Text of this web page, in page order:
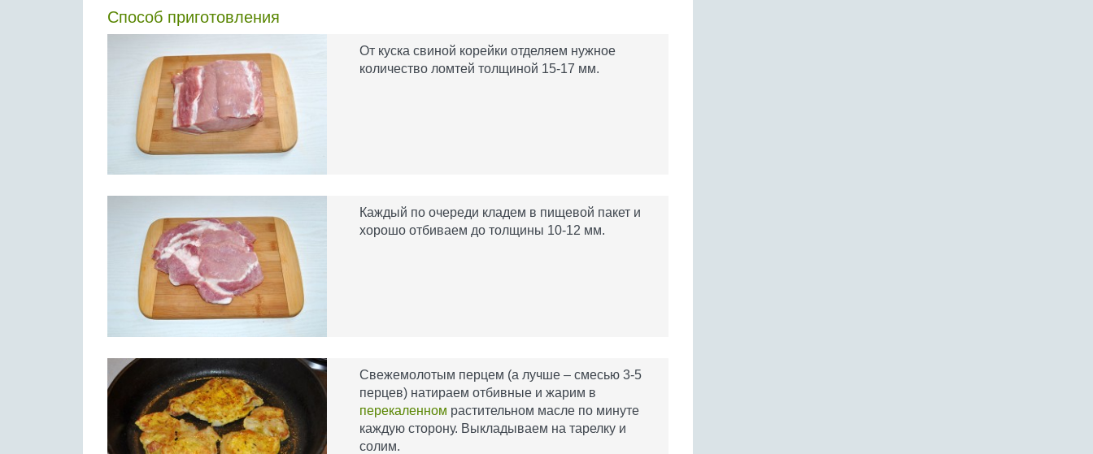
Способ приготовления
От куска свиной корейки отделяем нужное
количество ломтей толщиной 15-17 мм.
Каждый по очереди кладем в пищевой пакет и
хорошо отбиваем до толщины 10-12 мм.
Свежемолотым перцем (а лучше – смесью 3-5
перцев) натираем отбивные и жарим в
перекаленном растительном масле по минуте
каждую сторону. Выкладываем на тарелку и
солим.